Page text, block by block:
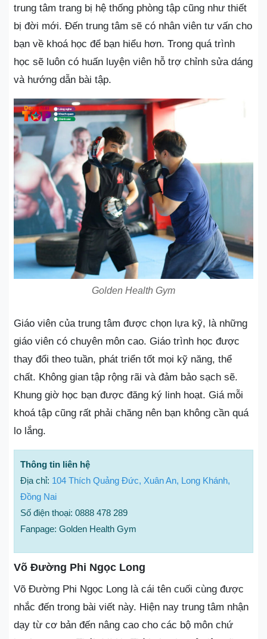
trung tâm trang bị hệ thống phòng tập cũng như thiết
bị đời mới. Đến trung tâm sẽ có nhân viên tư vấn cho
bạn về khoá học để bạn hiểu hơn. Trong quá trình
học sẽ luôn có huấn luyện viên hỗ trợ chỉnh sửa dáng
và hướng dẫn bài tập.
Golden Health Gym
Giáo viên của trung tâm được chọn lựa kỹ, là những
giáo viên có chuyên môn cao. Giáo trình học được
thay đổi theo tuần, phát triển tốt mọi kỹ năng, thể
chất. Không gian tập rộng rãi và đảm bảo sạch sẽ.
Khung giờ học bạn được đăng ký linh hoạt. Giá mỗi
khoá tập cũng rất phải chăng nên bạn không cần quá
lo lắng.
Thông tin liên hệ
Địa chỉ: 104 Thích Quảng Đức, Xuân An, Long Khánh,
Đồng Nai
Số điện thoại: 0888 478 289
Fanpage: Golden Health Gym
Võ Đường Phi Ngọc Long
Võ Đường Phi Ngọc Long là cái tên cuối cùng được
nhắc đến trong bài viết này. Hiện nay trung tâm nhận
dạy từ cơ bản đến nâng cao cho các bộ môn chứ